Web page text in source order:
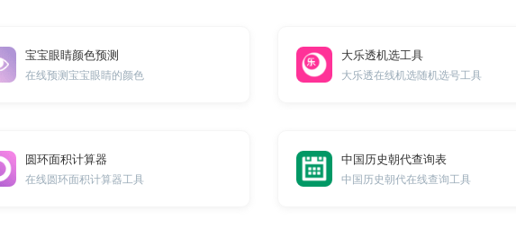
宝宝眼睛颜色预测
在线预测宝宝眼睛的颜色
大乐透机选工具
大乐透在线机选随机选号工具
圆环面积计算器
在线圆环面积计算器工具
中国历史朝代查询表
中国历史朝代在线查询工具